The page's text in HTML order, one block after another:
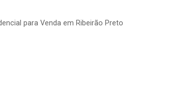
para Venda em Ribeirão Preto